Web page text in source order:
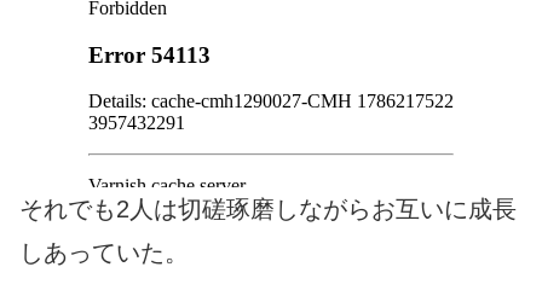
それでも2人は切磋琢磨しながらお互いに成長
しあっていた。